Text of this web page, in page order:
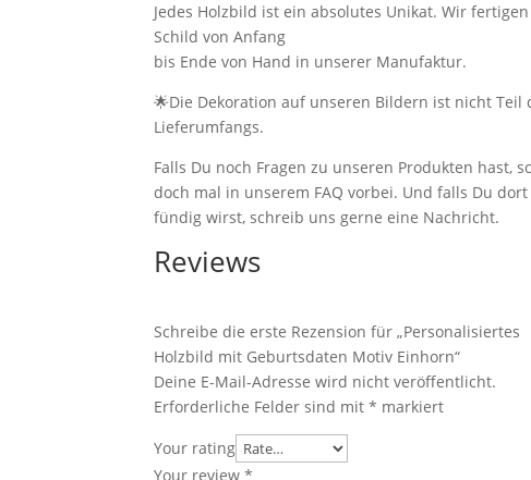
Jedes Holzbild ist ein absolutes Unikat. Wir
Schild von Anfang
bis Ende von Hand in unserer Manufaktur.
🌟Die Dekoration auf unseren Bildern ist nicht Teil
Lieferumfangs.
Falls Du noch Fragen zu unseren Produkten hast,
doch mal in unserem FAQ vorbei. Und falls Du
fündig wirst, schreib uns gerne eine Nachricht.
Reviews
Schreibe die erste Rezension für „Personalisiertes
Holzbild mit Geburtsdaten Motiv Einhorn“
Deine E-Mail-Adresse wird nicht veröffentlicht.
Erforderliche Felder sind mit * markiert
Your rating
Your review *